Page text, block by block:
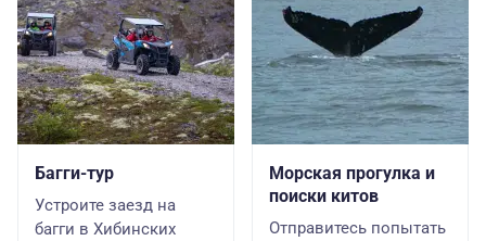
Багги-тур
Устроите заезд на
багги в Хибинских
Морская прогулка и
поиски китов
Отправитесь попытать